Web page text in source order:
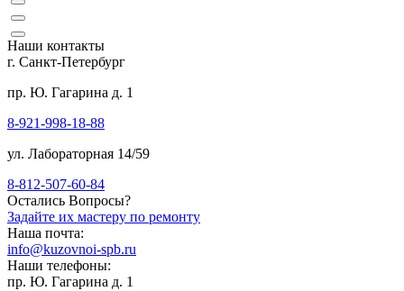
Наши контакты
г. Санкт-Петербург
пр. Ю. Гагарина д. 1
8-921-998-18-88
ул. Лабораторная 14/59
8-812-507-60-84
Остались Вопросы?
Задайте их мастеру по ремонту
Наша почта:
info@kuzovnoi-spb.ru
Наши телефоны:
пр. Ю. Гагарина д. 1